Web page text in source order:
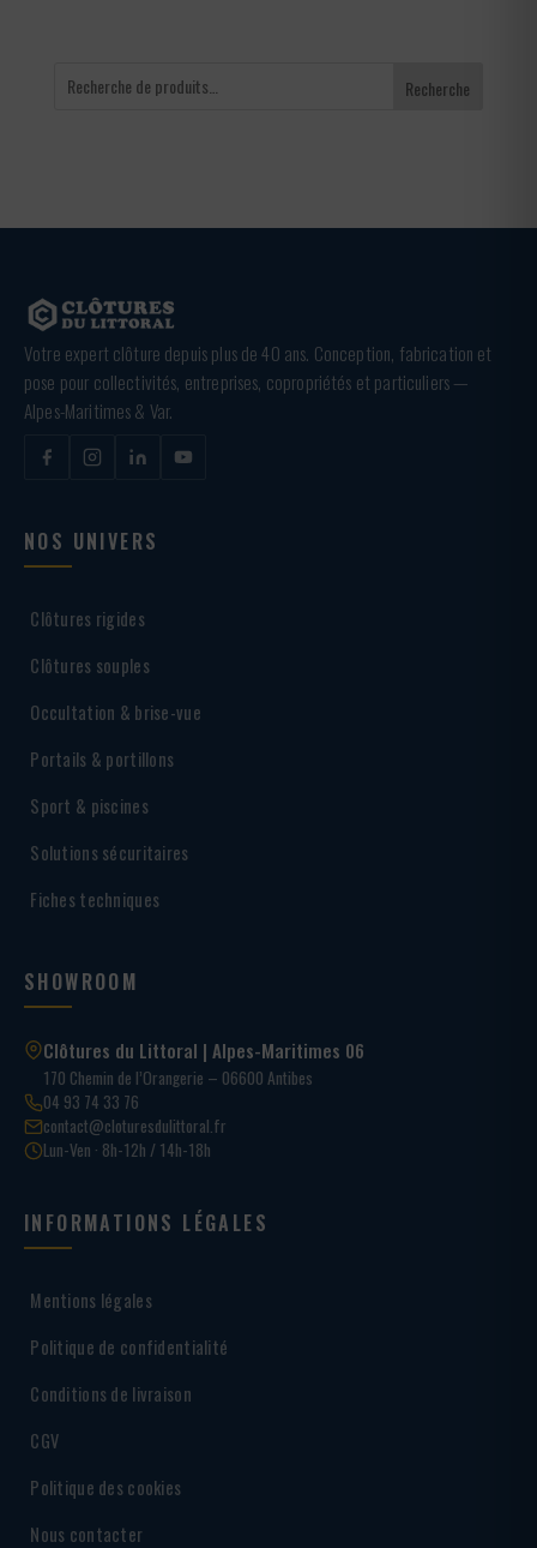
Recherche
Votre expert clôture depuis plus de 40 ans. Conception, fabrication et
pose pour collectivités, entreprises, copropriétés et particuliers —
Alpes-Maritimes & Var.
NOS UNIVERS
Clôtures rigides
Clôtures souples
Occultation & brise-vue
Portails & portillons
Sport & piscines
Solutions sécuritaires
Fiches techniques
SHOWROOM
Clôtures du Littoral | Alpes-Maritimes 06
170 Chemin de l’Orangerie – 06600 Antibes
04 93 74 33 76
contact@cloturesdulittoral.fr
Lun-Ven · 8h-12h / 14h-18h
INFORMATIONS LÉGALES
Mentions légales
Politique de confidentialité
Conditions de livraison
CGV
Politique des cookies
Nous contacter